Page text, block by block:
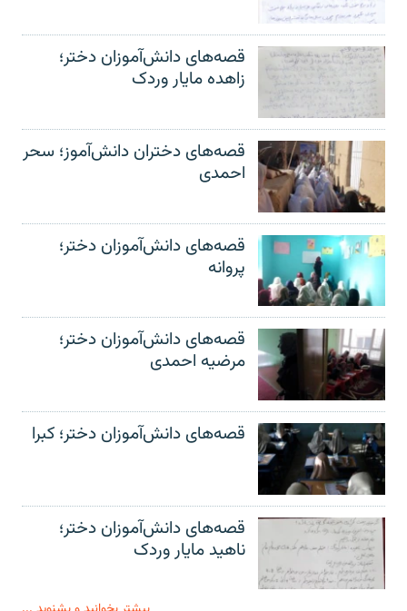
قصه‌های دانش‌آموزان دختر؛
زاهده مایار وردک
قصه‌های دختران دانش‌آموز؛ سحر
احمدی
قصه‌های دانش‌آموزان دختر؛
پروانه
قصه‌های دانش‌آموزان دختر؛
مرضیه احمدی
قصه‌های دانش‌آموزان دختر؛ کبرا
قصه‌های دانش‌آموزان دختر؛
ناهید مایار وردک